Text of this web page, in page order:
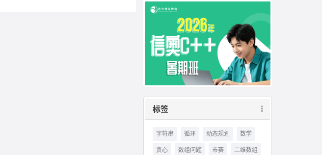
标签
字符串 循环 动态规划
数学
贪心
数组问题 市赛 二维数组